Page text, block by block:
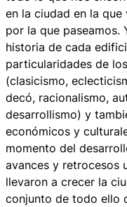
en la ciudad en la
por la que paseamos.
historia de cada
particularidades de
(clasicismo,
decó, racionalismo,
desarrollismo) y
económicos y
momento del
avances y retrocesos
llevaron a crecer la
conjunto de todo ello